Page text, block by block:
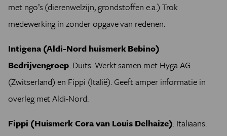
met ngo’s (dierenwelzijn, grondstoffen e.a.) Trok
medewerking in zonder opgave van redenen.
Intigena (Aldi-Nord huismerk Bebino)
Bedrijvengroep. Duits. Werkt samen met Hyga AG
(Zwitserland) en Fippi (Italië). Geeft amper informatie in
overleg met Aldi-Nord.
Fippi (Huismerk Cora van Louis Delhaize). Italiaans.